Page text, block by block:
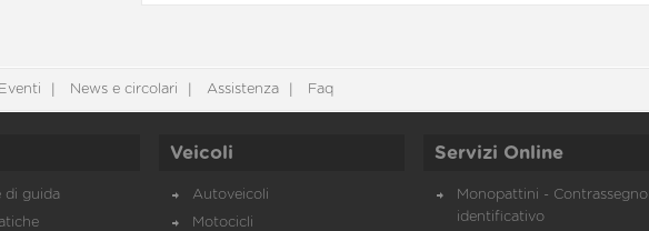
Eventi News e circolari Assistenza Faq
di guida
Veicoli
Autoveicoli
Motocicli
Servizi Online
Monopattini - Contrassegno
identificativo